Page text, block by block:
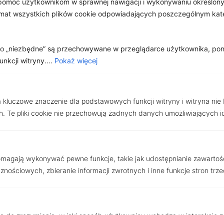
wszystkich plików cookie odpowiadających poszczególnym
„niezbędne” są przechowywane w przeglądarce użytkownika,
witryny.... Pokaż więcej
kluczowe znaczenie dla podstawowych funkcji witryny i witryna nie
Te pliki cookie nie przechowują żadnych danych umożliwiających
wykonywać pewne funkcje, takie jak udostępnianie
zbieranie informacji zwrotnych i inne funkcje stron
AnnaBuksa
Napisz